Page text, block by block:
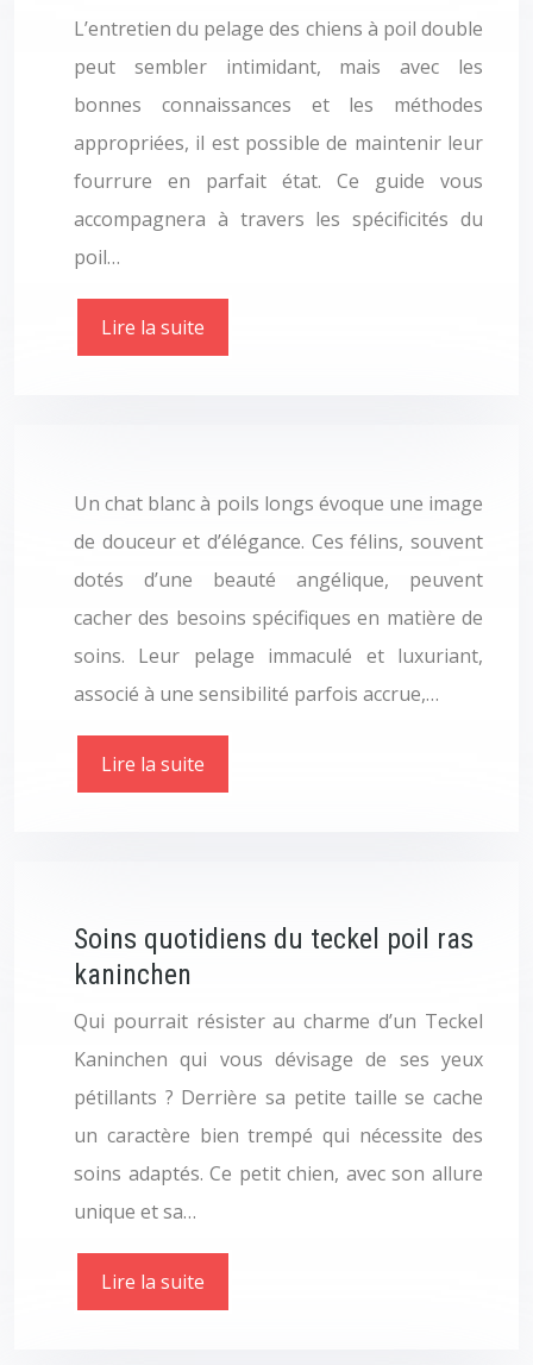
L’entretien du pelage des chiens à poil double
peut sembler intimidant, mais avec les
bonnes connaissances et les méthodes
appropriées, il est possible de maintenir leur
fourrure en parfait état. Ce guide vous
accompagnera à travers les spécificités du
poil…
Lire la suite
Un chat blanc à poils longs évoque une image
de douceur et d’élégance. Ces félins, souvent
dotés d’une beauté angélique, peuvent
cacher des besoins spécifiques en matière de
soins. Leur pelage immaculé et luxuriant,
associé à une sensibilité parfois accrue,…
Lire la suite
Soins quotidiens du teckel poil ras
kaninchen
Qui pourrait résister au charme d’un Teckel
Kaninchen qui vous dévisage de ses yeux
pétillants ? Derrière sa petite taille se cache
un caractère bien trempé qui nécessite des
soins adaptés. Ce petit chien, avec son allure
unique et sa…
Lire la suite